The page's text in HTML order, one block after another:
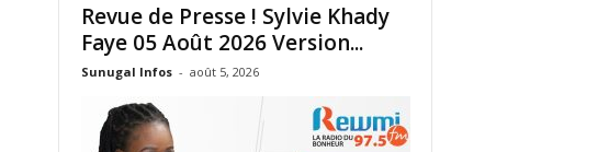
Revue de Presse ! Sylvie Khady
Faye 05 Août 2026 Version...
Sunugal Infos - août 5, 2026